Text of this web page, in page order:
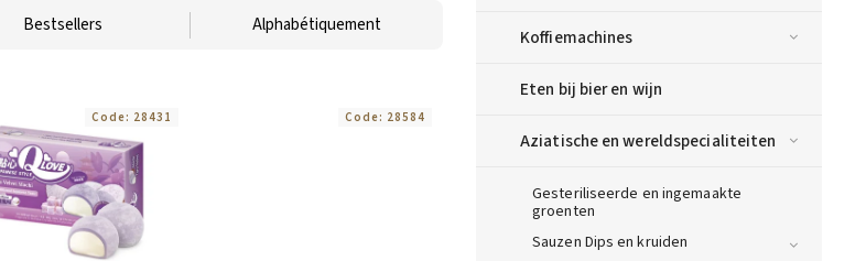
Koffiemachines
Eten bij bier en wijn
Aziatische en wereldspecialiteiten
Gesteriliseerde en ingemaakte
groenten
Sauzen Dips en kruiden
Bestsellers Alphabétiquement
Code: 28431 Code: 28584